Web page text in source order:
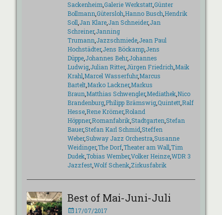
Sackenheim Galerie Werkstatt,Günter
Bollmann Gütersloh Hanno Busch Hendrik
Soll Jan Klare, Jan Schneider,Jan
Schreiner,Janning
Trumann Jazzschmiede, Jean Paul
Hochstädter,Jens Böckamp, Jens
Düppe, Johannes Behr,Johannes
Ludwig, Julian Ritter,Jürgen Friedrich Maik
Krahl Marcel Wasserfuhr,Marcus
Bartelt, Marko Lackner,Markus
Braun Matthias Schwengler,Mediathek, Nico
Brandenburg, Philipp Brämswig,Quintett, Ralf
Hesse, Rene Krömer,Roland
Höppner,Romanfabrik,Stadtgarten Stefan
Bauer,Stefan Karl Schmid Steffen
Weber,Subway Jazz Orchestra Susanne
Weidinger,The Dorf,Theater am Wall Tim
Dudek,Tobias Wember,Volker Heinze,WDR 3
Jazzfest,Wolf Schenk, Zirkusfabrik
Best of Mai-Juni-Juli
Veröffentlicht
17/07/2017